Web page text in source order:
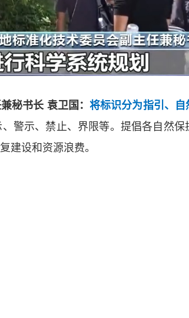
秘书长 袁卫国：将标识分为指引、
警示、禁止、界限等。提倡各自然
建设和资源浪费。